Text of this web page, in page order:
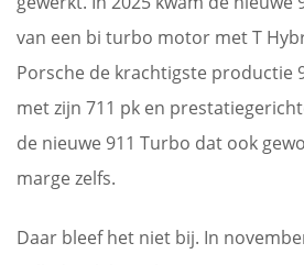
van een bi turbo motor met T
Porsche de krachtigste productie
met zijn 711 pk en
de nieuwe 911 Turbo dat ook
marge zelfs.
Daar bleef het niet bij. In